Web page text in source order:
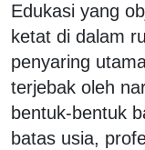
Edukasi yang
ketat di dalam
penyaring
terjebak oleh
bentuk-bentuk
batas usia,